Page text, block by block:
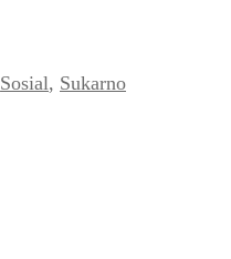
Sosial, Sukarno